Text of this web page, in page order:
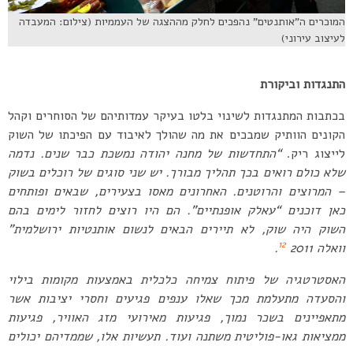
המוכרים ה”אותנטים” נהפכים לחלק מההצגה של העממיות (צילום: המעבדה
לעיצוב עירוני)
התנגדות וביקורת
בכתבות המתנגדות לשינוי בלטו בעיקר עמדותיהם של הסוחרים וקהל
הקונים הוותיק שמבכים את מה שהולך לאיבוד עם הפיכתו של השוק
לייצוג ריק.“התחדשות של מחנה יהודה נמשכת כבר שנים. נדמה
שלא כולם רואים בכך תהליך מבורך. יש שני סוגים של רוכלים בשוק
– המרוצים והרוטנים. האחרונים מאסו בצעירים, שבאים ופותחים
כאן דוכנים “עאלק אופנתיים”. הם היו רוצים לחזור לימים בהם
השוק היה שוק, לא תיירים הבאים לנשום אותנטיות ירושלמית”
וואלה 2011
12
.
האסטרטגיה של פיתוח צמיחה כלכלית באמצעות מקומות בילוי
והסעדה מתעלמת מכך שאלו ענפים פגיעים וחסרי יציבות אשר
מתאפיינים בשכר נמוך, פגיעות מאירועי מזג האוויר, פגיעות
ממציאות גאו-פוליטית משתנה ועוד. תעשיות אלו, שממדיהם יכולים